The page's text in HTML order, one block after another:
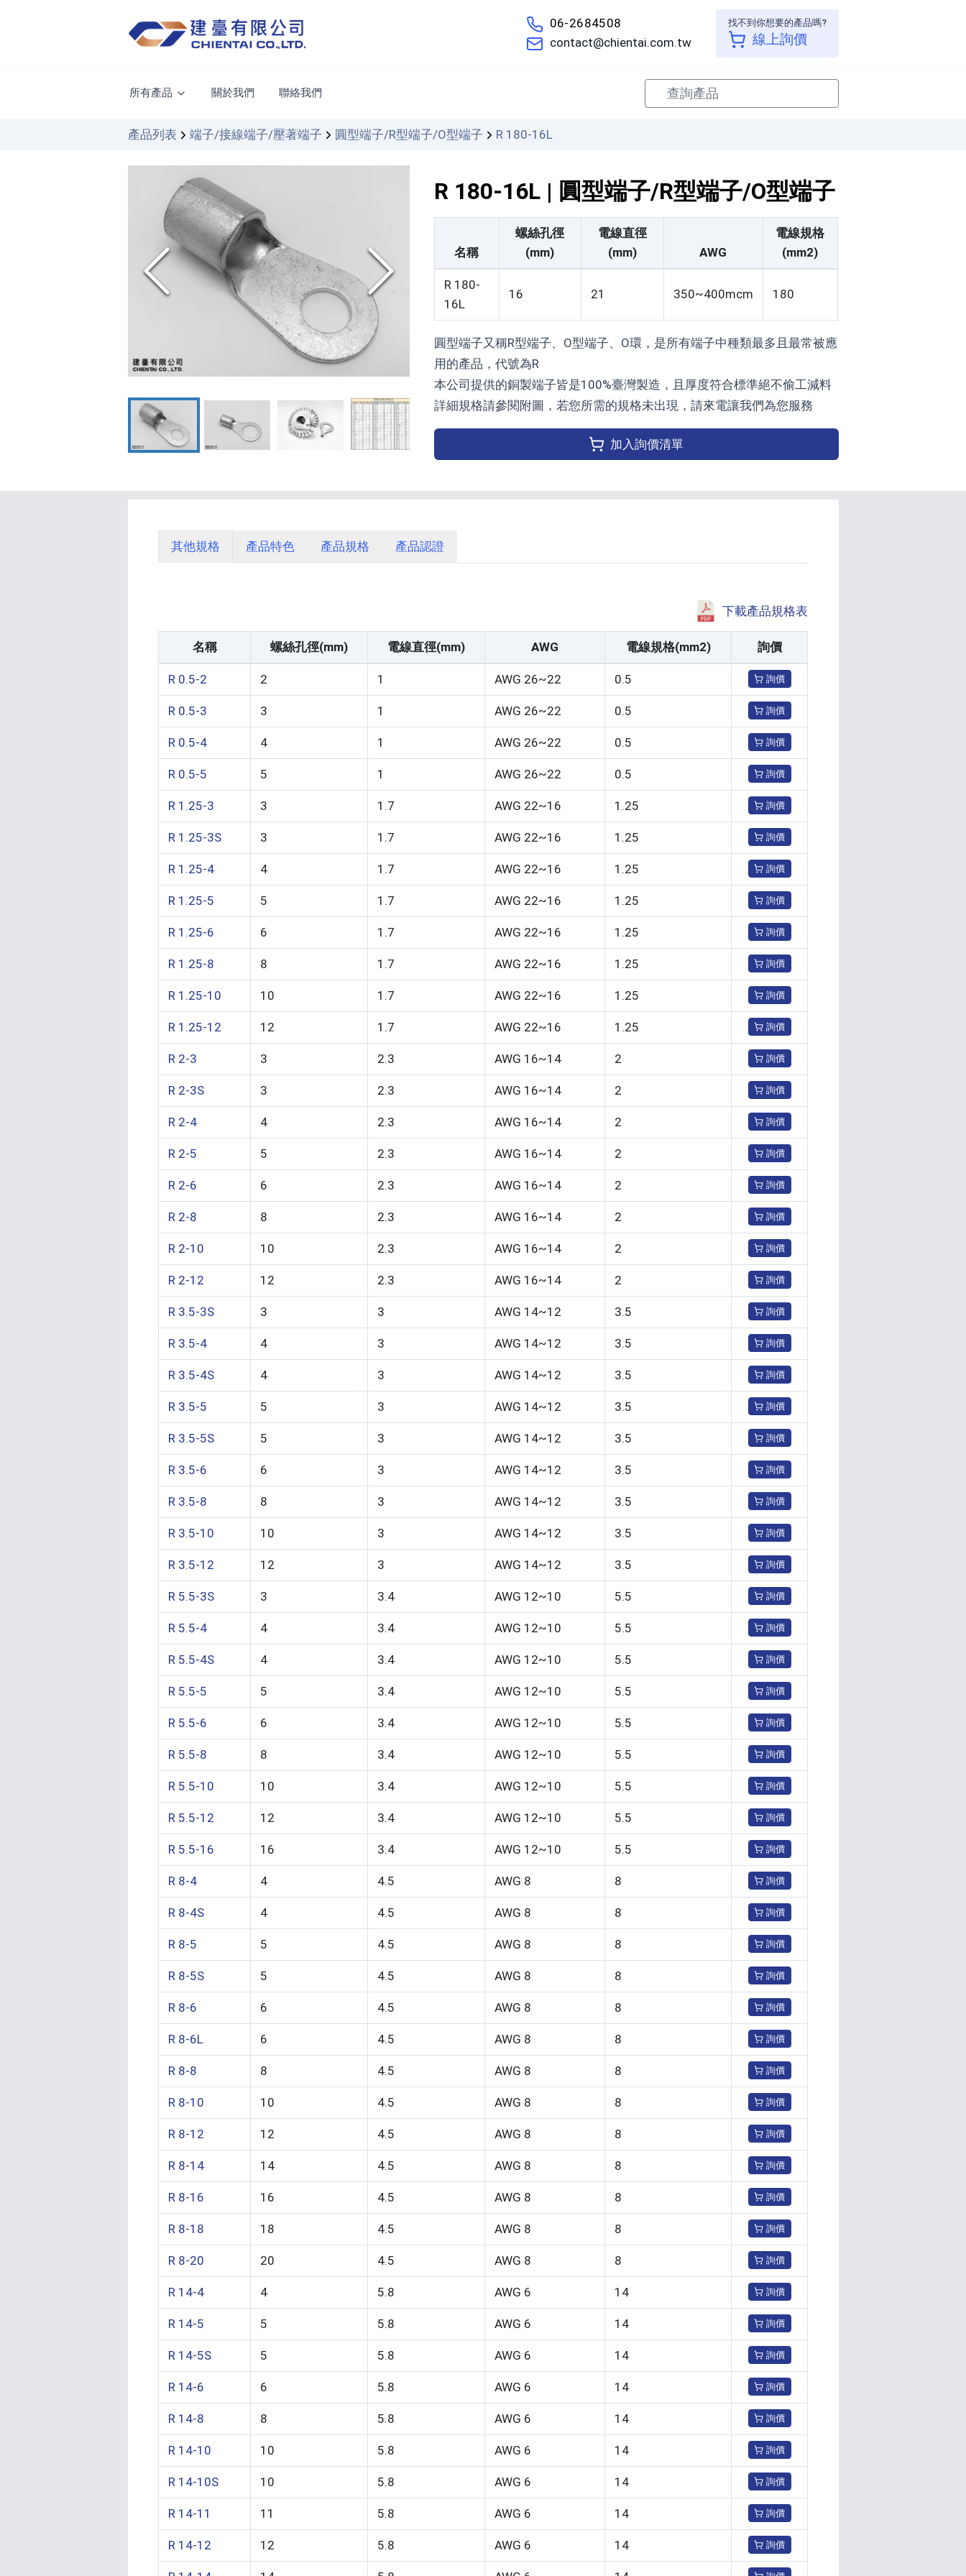
06-2684508
contact@chientai.com.tw
找不到你想要的產品嗎?
線上詢價
所有產品 關於我們 聯絡我們
產品列表 端子/接線端子/壓著端子 圓型端子/R型端子/O型端子 R 180-16L
R 180-16L | 圓型端子/R型端子/O型端子
名稱
螺絲孔徑
(mm)
電線直徑
(mm)
AWG
電線規格
(mm2)
R 180-
16L
16 21 350~400mcm 180
圓型端子又稱R型端子、O型端子、O環，是所有端子中種類最多且最常被應
用的產品，代號為R
本公司提供的銅製端子皆是100%臺灣製造，且厚度符合標準絕不偷工減料
詳細規格請參閱附圖，若您所需的規格未出現，請來電讓我們為您服務
加入詢價清單
其他規格 產品特色 產品規格 產品認證
下載產品規格表
名稱 螺絲孔徑(mm) 電線直徑(mm) AWG 電線規格(mm2) 詢價
R 0.5-2 2 1 AWG 26~22 0.5 詢價
R 0.5-3 3 1 AWG 26~22 0.5 詢價
R 0.5-4 4 1 AWG 26~22 0.5 詢價
R 0.5-5 5 1 AWG 26~22 0.5 詢價
R 1.25-3 3 1.7 AWG 22~16 1.25 詢價
R 1.25-3S 3 1.7 AWG 22~16 1.25 詢價
R 1.25-4 4 1.7 AWG 22~16 1.25 詢價
R 1.25-5 5 1.7 AWG 22~16 1.25 詢價
R 1.25-6 6 1.7 AWG 22~16 1.25 詢價
R 1.25-8 8 1.7 AWG 22~16 1.25 詢價
R 1.25-10 10 1.7 AWG 22~16 1.25 詢價
R 1.25-12 12 1.7 AWG 22~16 1.25 詢價
R 2-3 3 2.3 AWG 16~14 2 詢價
R 2-3S 3 2.3 AWG 16~14 2 詢價
R 2-4 4 2.3 AWG 16~14 2 詢價
R 2-5 5 2.3 AWG 16~14 2 詢價
R 2-6 6 2.3 AWG 16~14 2 詢價
R 2-8 8 2.3 AWG 16~14 2 詢價
R 2-10 10 2.3 AWG 16~14 2 詢價
R 2-12 12 2.3 AWG 16~14 2 詢價
R 3.5-3S 3 3 AWG 14~12 3.5 詢價
R 3.5-4 4 3 AWG 14~12 3.5 詢價
R 3.5-4S 4 3 AWG 14~12 3.5 詢價
R 3.5-5 5 3 AWG 14~12 3.5 詢價
R 3.5-5S 5 3 AWG 14~12 3.5 詢價
R 3.5-6 6 3 AWG 14~12 3.5 詢價
R 3.5-8 8 3 AWG 14~12 3.5 詢價
R 3.5-10 10 3 AWG 14~12 3.5 詢價
R 3.5-12 12 3 AWG 14~12 3.5 詢價
R 5.5-3S 3 3.4 AWG 12~10 5.5 詢價
R 5.5-4 4 3.4 AWG 12~10 5.5 詢價
R 5.5-4S 4 3.4 AWG 12~10 5.5 詢價
R 5.5-5 5 3.4 AWG 12~10 5.5 詢價
R 5.5-6 6 3.4 AWG 12~10 5.5 詢價
R 5.5-8 8 3.4 AWG 12~10 5.5 詢價
R 5.5-10 10 3.4 AWG 12~10 5.5 詢價
R 5.5-12 12 3.4 AWG 12~10 5.5 詢價
R 5.5-16 16 3.4 AWG 12~10 5.5 詢價
R 8-4 4 4.5 AWG 8 8 詢價
R 8-4S 4 4.5 AWG 8 8 詢價
R 8-5 5 4.5 AWG 8 8 詢價
R 8-5S 5 4.5 AWG 8 8 詢價
R 8-6 6 4.5 AWG 8 8 詢價
R 8-6L 6 4.5 AWG 8 8 詢價
R 8-8 8 4.5 AWG 8 8 詢價
R 8-10 10 4.5 AWG 8 8 詢價
R 8-12 12 4.5 AWG 8 8 詢價
R 8-14 14 4.5 AWG 8 8 詢價
R 8-16 16 4.5 AWG 8 8 詢價
R 8-18 18 4.5 AWG 8 8 詢價
R 8-20 20 4.5 AWG 8 8 詢價
R 14-4 4 5.8 AWG 6 14 詢價
R 14-5 5 5.8 AWG 6 14 詢價
R 14-5S 5 5.8 AWG 6 14 詢價
R 14-6 6 5.8 AWG 6 14 詢價
R 14-8 8 5.8 AWG 6 14 詢價
R 14-10 10 5.8 AWG 6 14 詢價
R 14-10S 10 5.8 AWG 6 14 詢價
R 14-11 11 5.8 AWG 6 14 詢價
R 14-12 12 5.8 AWG 6 14 詢價